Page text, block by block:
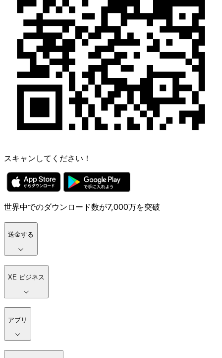
スキャンしてください！
世界中でのダウンロード数が7,000万を突破
送金する
XE ビジネス
アプリ